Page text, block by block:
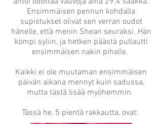
Ensimmäisen pennun kohdalla
supistukset olivat sen verran oudot
hänelle, että menin Shean seuraksi. Hän
kömpi syliin, ja hetken päästä pullautti
ensimmäisen nakin pihalle.
Kaikki ei ole muutaman ensimmäisen
päivän aikana mennyt kuin sadussa,
mutta tästä lisää myöhemmin.
Tässä he, 5 pientä rakkautta, ovat: